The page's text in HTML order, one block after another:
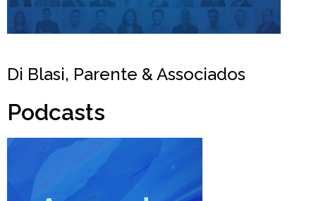
Di Blasi, Parente & Associados
Podcasts